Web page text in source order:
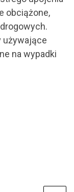
obciążone,
używające
na wypadki